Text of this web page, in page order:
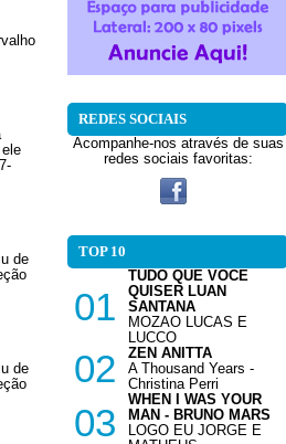
de
de
REDES SOCIAIS
Acompanhe-nos através de suas
redes sociais favoritas:
TOP 10
01
TUDO QUE VOCE
QUISER LUAN
SANTANA
MOZAO LUCAS E
LUCCO
02
ZEN ANITTA
A Thousand Years -
Christina Perri
03
WHEN I WAS YOUR
MAN - BRUNO MARS
LOGO EU JORGE E